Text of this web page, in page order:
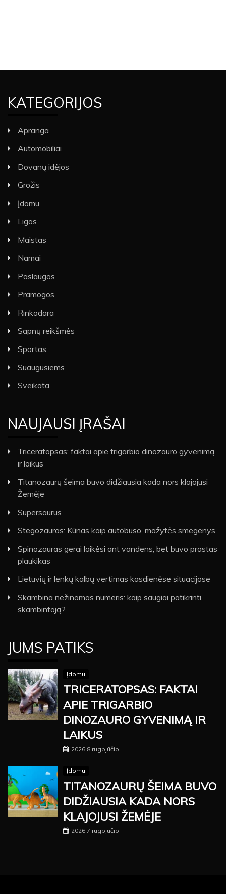
KATEGORIJOS
Apranga
Automobiliai
Dovanų idėjos
Grožis
Įdomu
Ligos
Maistas
Namai
Paslaugos
Pramogos
Rinkodara
Sapnų reikšmės
Sportas
Suaugusiems
Sveikata
NAUJAUSI ĮRAŠAI
Triceratopsas: faktai apie trigarbio dinozauro gyvenimą
ir laikus
Titanozaurų šeima buvo didžiausia kada nors klajojusi
Žemėje
Supersaurus
Stegozauras: Kūnas kaip autobuso, mažytės smegenys
Spinozauras gerai laikėsi ant vandens, bet buvo prastas
plaukikas
Lietuvių ir lenkų kalbų vertimas kasdienėse situacijose
Skambina nežinomas numeris: kaip saugiai patikrinti
skambintoją?
JUMS PATIKS
Įdomu
TRICERATOPSAS: FAKTAI
APIE TRIGARBIO
DINOZAURO GYVENIMĄ IR
LAIKUS
2026 8 rugpjūčio
Įdomu
TITANOZAURŲ ŠEIMA BUVO
DIDŽIAUSIA KADA NORS
KLAJOJUSI ŽEMĖJE
2026 7 rugpjūčio